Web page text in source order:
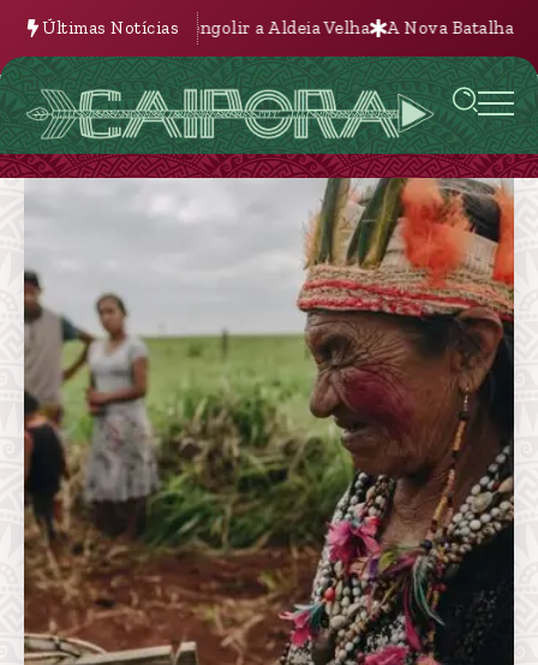
Últimas Notícias
engolir a Aldeia Velha A Nova Batalha pela Terra na